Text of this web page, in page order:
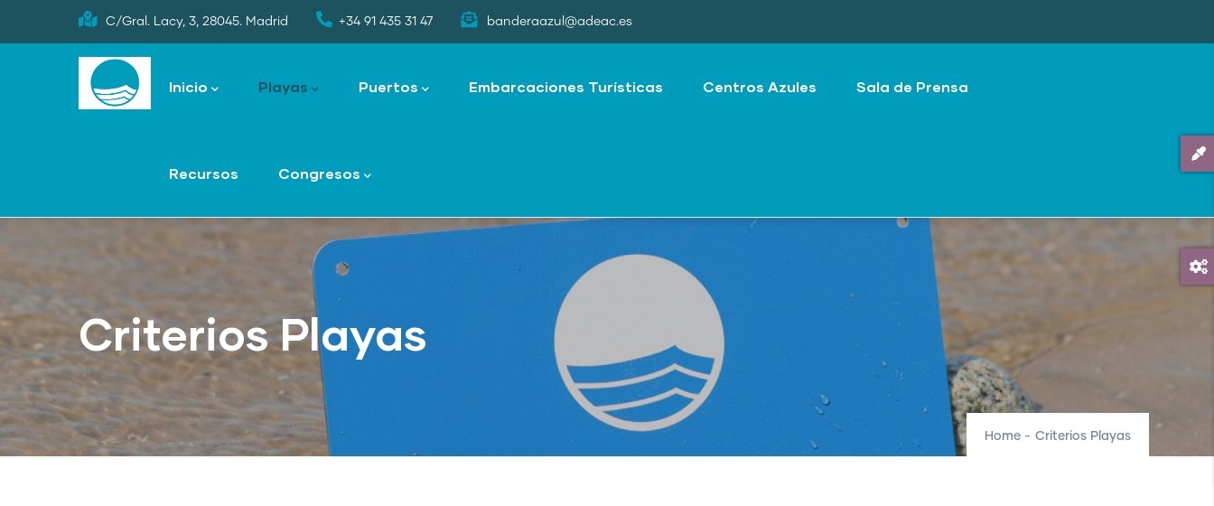
to
C/Gral. Lacy, 3, 28045. Madrid +34 91 435 31 47 banderaazul@adeac.es
navigation
Inicio Playas Puertos Embarcaciones Turísticas Centros Azules Sala de Prensa
Recursos Congresos
Criterios Playas
Home - Criterios Playas